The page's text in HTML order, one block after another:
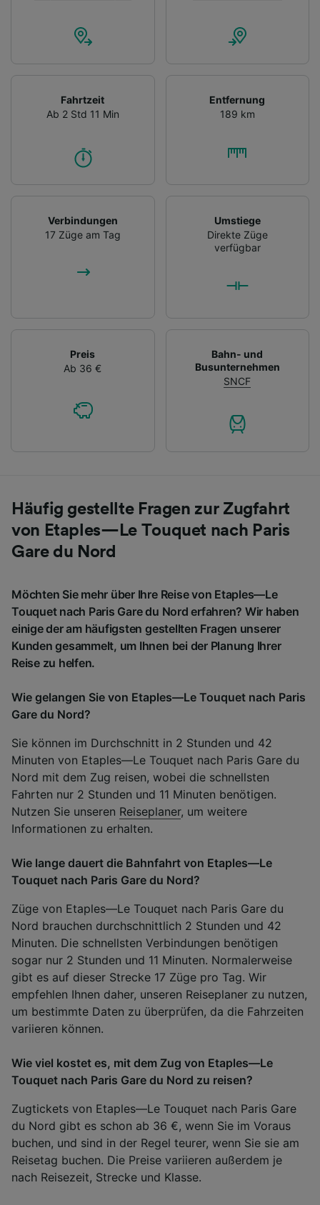
Fahrtzeit
Ab 2 Std 11 Min
Entfernung
189 km
Verbindungen
17 Züge am Tag
Umstiege
Direkte Züge
verfügbar
Preis
Ab 36 €
Bahn- und
Busunternehmen
SNCF
Häufig gestellte Fragen zur Zugfahrt
von Etaples—Le Touquet nach Paris
Gare du Nord
Möchten Sie mehr über Ihre Reise von Etaples—Le
Touquet nach Paris Gare du Nord erfahren? Wir haben
einige der am häufigsten gestellten Fragen unserer
Kunden gesammelt, um Ihnen bei der Planung Ihrer
Reise zu helfen.
Wie gelangen Sie von Etaples—Le Touquet nach Paris
Gare du Nord?
Sie können im Durchschnitt in 2 Stunden und 42
Minuten von Etaples—Le Touquet nach Paris Gare du
Nord mit dem Zug reisen, wobei die schnellsten
Fahrten nur 2 Stunden und 11 Minuten benötigen.
Nutzen Sie unseren Reiseplaner, um weitere
Informationen zu erhalten.
Wie lange dauert die Bahnfahrt von Etaples—Le
Touquet nach Paris Gare du Nord?
Züge von Etaples—Le Touquet nach Paris Gare du
Nord brauchen durchschnittlich 2 Stunden und 42
Minuten. Die schnellsten Verbindungen benötigen
sogar nur 2 Stunden und 11 Minuten. Normalerweise
gibt es auf dieser Strecke 17 Züge pro Tag. Wir
empfehlen Ihnen daher, unseren Reiseplaner zu nutzen,
um bestimmte Daten zu überprüfen, da die Fahrzeiten
variieren können.
Wie viel kostet es, mit dem Zug von Etaples—Le
Touquet nach Paris Gare du Nord zu reisen?
Zugtickets von Etaples—Le Touquet nach Paris Gare
du Nord gibt es schon ab 36 €, wenn Sie im Voraus
buchen, und sind in der Regel teurer, wenn Sie sie am
Reisetag buchen. Die Preise variieren außerdem je
nach Reisezeit, Strecke und Klasse.